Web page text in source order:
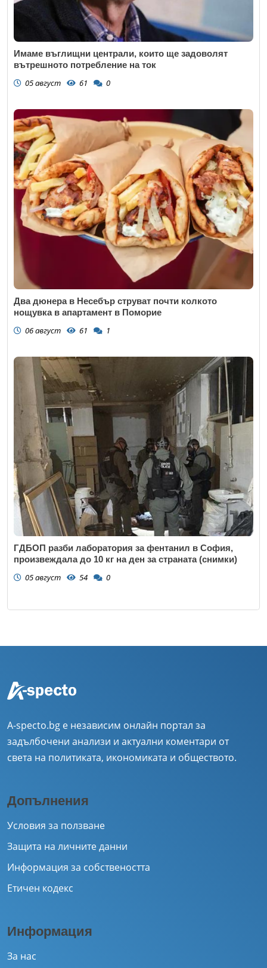
Имаме въглищни централи, които ще задоволят
вътрешното потребление на ток
05 август 61 0
Два дюнера в Несебър струват почти колкото
нощувка в апартамент в Поморие
06 август 61 1
ГДБОП разби лаборатория за фентанил в София,
произвеждала до 10 кг на ден за страната (снимки)
05 август 54 0
A-specto.bg е независим онлайн портал за
задълбочени анализи и актуални коментари от
света на политиката, икономиката и обществото.
Допълнения
Условия за ползване
Защита на личните данни
Информация за собствеността
Етичен кодекс
Информация
За нас